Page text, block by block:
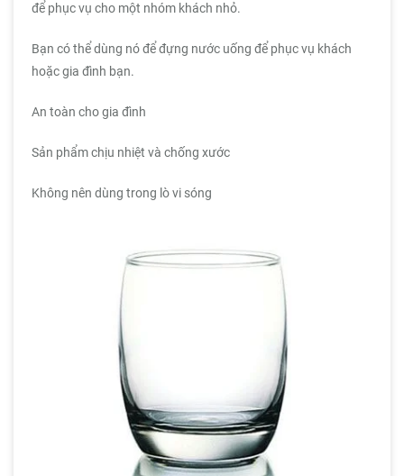
để phục vụ cho một nhóm khách nhỏ.
Bạn có thể dùng nó để đựng nước uống để phục vụ khách
hoặc gia đình bạn.
An toàn cho gia đình
Sản phẩm chịu nhiệt và chống xước
Không nên dùng trong lò vi sóng